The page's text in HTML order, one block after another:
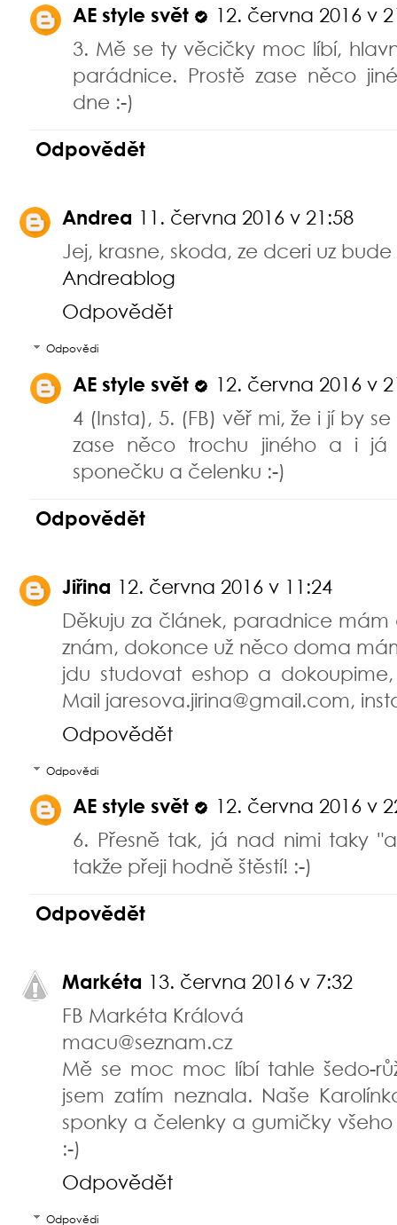
AE style svět
12. června 2016 v
3. Mě se ty věcičky moc líbí,
parádnice. Prostě zase něco
dne :-)
Odpovědět
Andrea 11. června 2016 v 21:58
Jej, krasne, skoda, ze dceri uz bude
Andreablog
Odpovědět
Odpovědi
AE style svět
12. června 2016 v
4 (Insta), 5. (FB) věř mi, že i jí by
zase něco trochu jiného a i já
sponečku a čelenku :-)
Odpovědět
Jiřina 12. června 2016 v 11:24
Děkuju za článek, paradnice
znám, dokonce už něco doma
jdu studovat eshop a
Mail jaresova.jirina@gmail.com,
Odpovědět
Odpovědi
AE style svět
12. června 2016 v
6. Přesně tak, já nad nimi taky
takže přeji hodně štěstí! :-)
Odpovědět
Markéta 13. června 2016 v 7:32
FB Markéta Králová
macu@seznam.cz
Mě se moc moc líbí tahle šedo-
jsem zatím neznala. Naše
sponky a čelenky a gumičky
:-)
Odpovědět
Odpovědi